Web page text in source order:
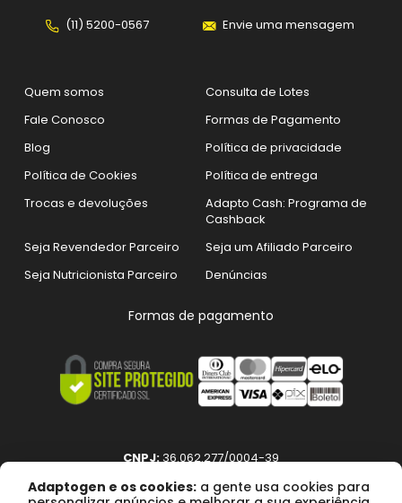
(11) 5200-0567 Envie uma mensagem
Quem somos
Consulta de Lotes
Fale Conosco
Formas de Pagamento
Blog
Política de privacidade
Política de Cookies
Política de entrega
Trocas e devoluções
Adapto Cash: Programa de
Cashback
Seja Revendedor Parceiro
Seja um Afiliado Parceiro
Seja Nutricionista Parceiro
Denúncias
Formas de pagamento
CNPJ: 36.062.277/0004-39
Razão social: ADAPTO COMPANY DO BRASIL SUPLEMENTOS
Adaptogen e os cookies: a gente usa cookies para